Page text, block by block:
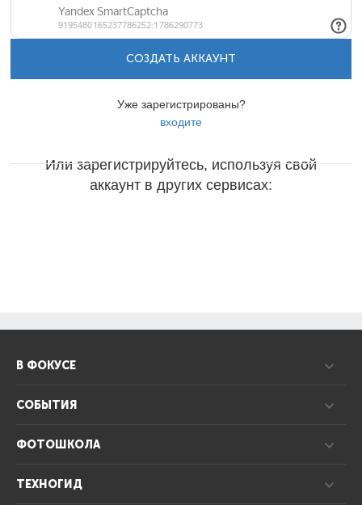
СОЗДАТЬ АККАУНТ
Уже зарегистрированы?
входите
Или зарегистрируйтесь, используя свой
аккаунт в других сервисах:
В ФОКУСЕ
СОБЫТИЯ
ФОТОШКОЛА
ТЕХНОГИД